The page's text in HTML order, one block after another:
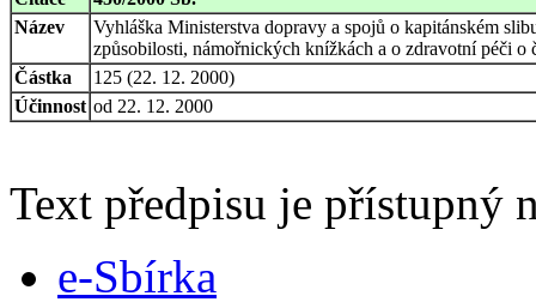
Název
Vyhláška Ministerstva dopravy a spojů o kapitánském
způsobilosti, námořnických knížkách a o zdravotní péči o
Částka
125 (22. 12. 2000)
Účinnost od 22. 12. 2000
Text předpisu je přístupný
e-Sbírka